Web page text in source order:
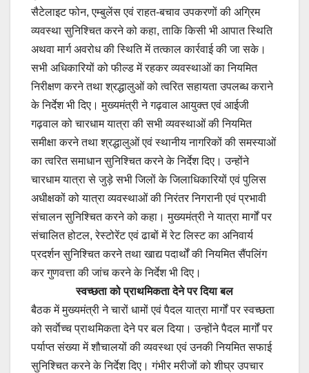
सैटेलाइट फोन, एम्बुलेंस एवं राहत-बचाव उपकरणों की अग्रिम
व्यवस्था सुनिश्चित करने को कहा, ताकि किसी भी आपात स्थिति
अथवा मार्ग अवरोध की स्थिति में तत्काल कार्रवाई की जा सके।
सभी अधिकारियों को फील्ड में रहकर व्यवस्थाओं का नियमित
निरीक्षण करने तथा श्रद्धालुओं को त्वरित सहायता उपलब्ध कराने
के निर्देश भी दिए। मुख्यमंत्री ने गढ़वाल आयुक्त एवं आईजी
गढ़वाल को चारधाम यात्रा की सभी व्यवस्थाओं की नियमित
समीक्षा करने तथा श्रद्धालुओं एवं स्थानीय नागरिकों की समस्याओं
का त्वरित समाधान सुनिश्चित करने के निर्देश दिए। उन्होंने
चारधाम यात्रा से जुड़े सभी जिलों के जिलाधिकारियों एवं पुलिस
अधीक्षकों को यात्रा व्यवस्थाओं की निरंतर निगरानी एवं प्रभावी
संचालन सुनिश्चित करने को कहा। मुख्यमंत्री ने यात्रा मार्गों पर
संचालित होटल, रेस्टोरेंट एवं ढाबों में रेट लिस्ट का अनिवार्य
प्रदर्शन सुनिश्चित करने तथा खाद्य पदार्थों की नियमित सैंपलिंग
कर गुणवत्ता की जांच करने के निर्देश भी दिए।
स्वच्छता को प्राथमिकता देने पर दिया बल
बैठक में मुख्यमंत्री ने चारों धामों एवं पैदल यात्रा मार्गों पर स्वच्छता
को सर्वाेच्च प्राथमिकता देने पर बल दिया। उन्होंने पैदल मार्गों पर
पर्याप्त संख्या में शौचालयों की व्यवस्था एवं उनकी नियमित सफाई
सुनिश्चित करने के निर्देश दिए। गंभीर मरीजों को शीघ्र उपचार